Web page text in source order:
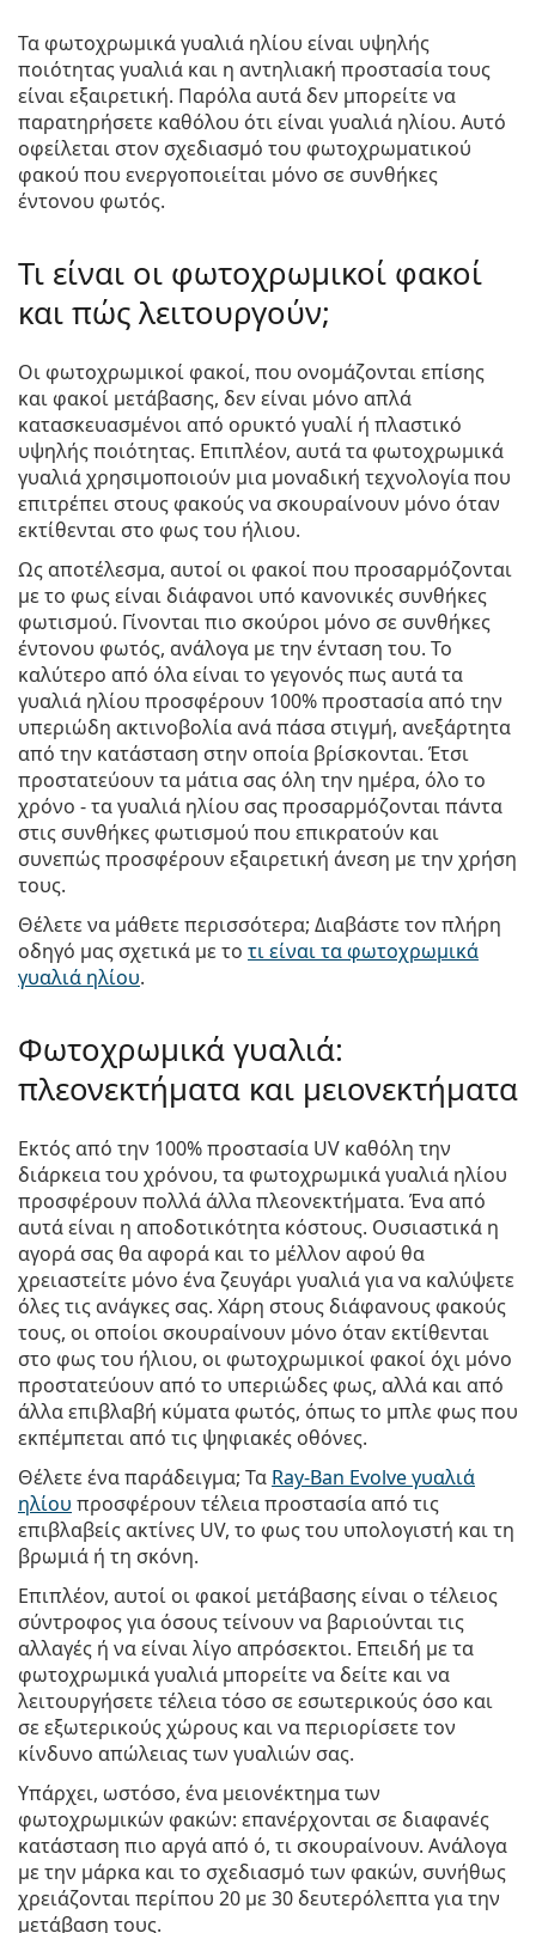
Τα φωτοχρωμικά γυαλιά ηλίου είναι υψηλής
ποιότητας γυαλιά και η αντηλιακή προστασία τους
είναι εξαιρετική. Παρόλα αυτά δεν μπορείτε να
παρατηρήσετε καθόλου ότι είναι γυαλιά ηλίου. Αυτό
οφείλεται στον σχεδιασμό του φωτοχρωματικού
φακού που ενεργοποιείται μόνο σε συνθήκες
έντονου φωτός.
Τι είναι οι φωτοχρωμικοί φακοί
και πώς λειτουργούν;
Οι φωτοχρωμικοί φακοί, που ονομάζονται επίσης
και φακοί μετάβασης, δεν είναι μόνο απλά
κατασκευασμένοι από ορυκτό γυαλί ή πλαστικό
υψηλής ποιότητας. Επιπλέον, αυτά τα φωτοχρωμικά
γυαλιά χρησιμοποιούν μια μοναδική τεχνολογία που
επιτρέπει στους φακούς να σκουραίνουν μόνο όταν
εκτίθενται στο φως του ήλιου.
Ως αποτέλεσμα, αυτοί οι φακοί που προσαρμόζονται
με το φως είναι διάφανοι υπό κανονικές συνθήκες
φωτισμού. Γίνονται πιο σκούροι μόνο σε συνθήκες
έντονου φωτός, ανάλογα με την ένταση του. Το
καλύτερο από όλα είναι το γεγονός πως αυτά τα
γυαλιά ηλίου προσφέρουν 100% προστασία από την
υπεριώδη ακτινοβολία ανά πάσα στιγμή, ανεξάρτητα
από την κατάσταση στην οποία βρίσκονται. Έτσι
προστατεύουν τα μάτια σας όλη την ημέρα, όλο το
χρόνο - τα γυαλιά ηλίου σας προσαρμόζονται πάντα
στις συνθήκες φωτισμού που επικρατούν και
συνεπώς προσφέρουν εξαιρετική άνεση με την χρήση
τους.
Θέλετε να μάθετε περισσότερα; Διαβάστε τον πλήρη
οδηγό μας σχετικά με το τι είναι τα φωτοχρωμικά
γυαλιά ηλίου.
Φωτοχρωμικά γυαλιά:
πλεονεκτήματα και μειονεκτήματα
Εκτός από την 100% προστασία UV καθόλη την
διάρκεια του χρόνου, τα φωτοχρωμικά γυαλιά ηλίου
προσφέρουν πολλά άλλα πλεονεκτήματα. Ένα από
αυτά είναι η αποδοτικότητα κόστους. Ουσιαστικά η
αγορά σας θα αφορά και το μέλλον αφού θα
χρειαστείτε μόνο ένα ζευγάρι γυαλιά για να καλύψετε
όλες τις ανάγκες σας. Χάρη στους διάφανους φακούς
τους, οι οποίοι σκουραίνουν μόνο όταν εκτίθενται
στο φως του ήλιου, οι φωτοχρωμικοί φακοί όχι μόνο
προστατεύουν από το υπεριώδες φως, αλλά και από
άλλα επιβλαβή κύματα φωτός, όπως το μπλε φως που
εκπέμπεται από τις ψηφιακές οθόνες.
Θέλετε ένα παράδειγμα; Τα Ray-Ban Evolve γυαλιά
ηλίου προσφέρουν τέλεια προστασία από τις
επιβλαβείς ακτίνες UV, το φως του υπολογιστή και τη
βρωμιά ή τη σκόνη.
Επιπλέον, αυτοί οι φακοί μετάβασης είναι ο τέλειος
σύντροφος για όσους τείνουν να βαριούνται τις
αλλαγές ή να είναι λίγο απρόσεκτοι. Επειδή με τα
φωτοχρωμικά γυαλιά μπορείτε να δείτε και να
λειτουργήσετε τέλεια τόσο σε εσωτερικούς όσο και
σε εξωτερικούς χώρους και να περιορίσετε τον
κίνδυνο απώλειας των γυαλιών σας.
Υπάρχει, ωστόσο, ένα μειονέκτημα των
φωτοχρωμικών φακών: επανέρχονται σε διαφανές
κατάσταση πιο αργά από ό, τι σκουραίνουν. Ανάλογα
με την μάρκα και το σχεδιασμό των φακών, συνήθως
χρειάζονται περίπου 20 με 30 δευτερόλεπτα για την
μετάβαση τους.